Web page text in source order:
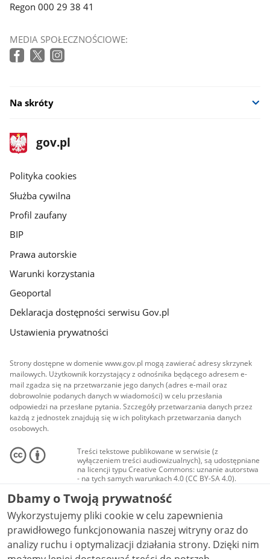
Regon 000 29 38 41
MEDIA SPOŁECZNOŚCIOWE:
Na skróty
stopka
gov.pl
Strona
gov.pl
gov.pl
Polityka cookies
Służba cywilna
Profil zaufany
BIP
Prawa autorskie
Warunki korzystania
Geoportal
Deklaracja dostępności serwisu Gov.pl
Ustawienia prywatności
Strony dostępne w domenie www.gov.pl mogą zawierać adresy skrzynek
mailowych. Użytkownik korzystający z odnośnika będącego adresem e-
mail zgadza się na przetwarzanie jego danych (adres e-mail oraz
dobrowolnie podanych danych w wiadomości) w celu przesłania
odpowiedzi na przesłane pytania. Szczegóły przetwarzania danych przez
każdą z jednostek znajdują się w ich politykach przetwarzania danych
osobowych.
Treści tekstowe publikowane w serwisie (z
wyłączeniem treści audiowizualnych), są udostępniane
na licencji typu Creative Commons: uznanie autorstwa
- na tych samych warunkach 4.0 (CC BY-SA 4.0).
Materiały audiowizualne, w tym zdjęcia, materiały
audio i wideo, są udostępniane na licencji typu
Creative Commons: uznanie autorstwa użycie
niekomercyjne - bez utworów zależnych 4.0 (CC BY-
NC-ND 4.0), o ile nie jest to stwierdzone inaczej.
Dbamy o Twoją prywatność
Wykorzystujemy pliki cookie w celu zapewnienia
prawidłowego funkcjonowania naszej witryny oraz do
analizy ruchu i optymalizacji działania strony. Dzięki nim